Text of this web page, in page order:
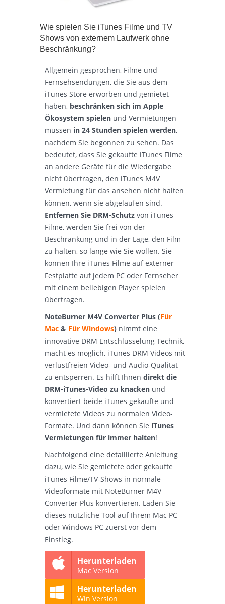
Wie spielen Sie iTunes Filme und TV
Shows von externem Laufwerk ohne
Beschränkung?
Allgemein gesprochen, Filme und
Fernsehsendungen, die Sie aus dem
iTunes Store erworben und gemietet
haben, beschränken sich im Apple
Ökosystem spielen und Vermietungen
müssen in 24 Stunden spielen werden,
nachdem Sie begonnen zu sehen. Das
bedeutet, dass Sie gekaufte iTunes Filme
an andere Geräte für die Wiedergabe
nicht übertragen, den iTunes M4V
Vermietung für das ansehen nicht halten
können, wenn sie abgelaufen sind.
Entfernen Sie DRM-Schutz von iTunes
Filme, werden Sie frei von der
Beschränkung und in der Lage, den Film
zu halten, so lange wie Sie wollen. Sie
können Ihre iTunes Filme auf externer
Festplatte auf jedem PC oder Fernseher
mit einem beliebigen Player spielen
übertragen.
NoteBurner M4V Converter Plus (Für
Mac & Für Windows) nimmt eine
innovative DRM Entschlüsselung Technik,
macht es möglich, iTunes DRM Videos mit
verlustfreien Video- und Audio-Qualität
zu entsperren. Es hilft Ihnen direkt die
DRM-iTunes-Video zu knacken und
konvertiert beide iTunes gekaufte und
vermietete Videos zu normalen Video-
Formate. Und dann können Sie iTunes
Vermietungen für immer halten!
Nachfolgend eine detaillierte Anleitung
dazu, wie Sie gemietete oder gekaufte
iTunes Filme/TV-Shows in normale
Videoformate mit NoteBurner M4V
Converter Plus konvertieren. Laden Sie
dieses nützliche Tool auf Ihrem Mac PC
oder Windows PC zuerst vor dem
Einstieg.
Herunterladen
Mac Version
Herunterladen
Win Version